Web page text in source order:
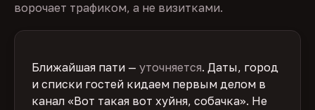
ворочает трафиком, а не визитками.
Ближайшая пати — уточняется. Даты, город
и списки гостей кидаем первым делом в
канал «Вот такая вот хуйня, собачка». Не